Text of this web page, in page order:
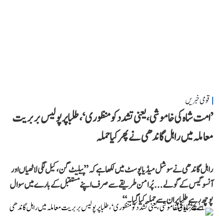
قومی خبریں
’امت شاہ کی خاموشی، یعنی تشدد کو منظوری‘، طلبا پر پولیس بربریت
معاملہ میں راہل گاندھی نے پھر کیا حملہ
راہل گاندھی نے سوشل میڈیا پوسٹ میں لکھا ہے کہ ’’پیلیٹ گن، کیل لگی لاٹھیاں اور
آنسو گیس کے گولے... پُرامن طریقے سے صرف اپنے مستقبل کے بارے میں سوال
پوچھ رہے طلبا پر ان سے حملہ کیا گیا۔‘‘